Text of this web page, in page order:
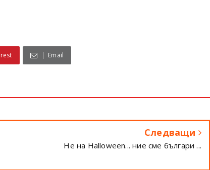
Email
Следващи
Не на Halloween... ние сме българи ...